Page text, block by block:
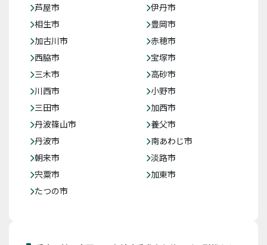
芦屋市
伊丹市
相生市
豊岡市
加古川市
赤穂市
西脇市
宝塚市
三木市
高砂市
川西市
小野市
三田市
加西市
丹波篠山市
養父市
丹波市
南あわじ市
朝来市
淡路市
宍粟市
加東市
たつの市